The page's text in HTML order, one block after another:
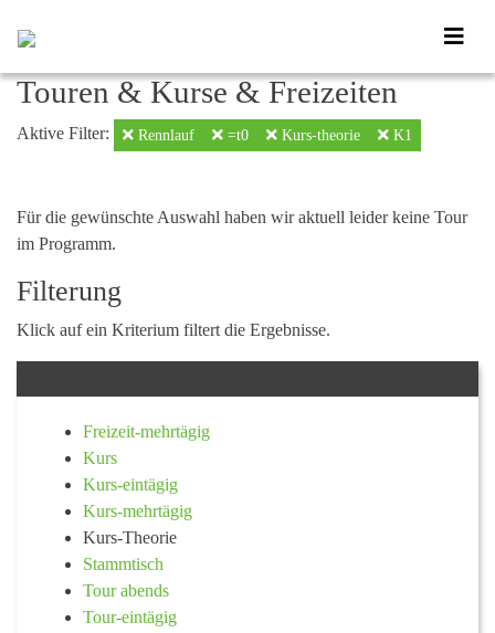
Touren & Kurse & Freizeiten
Aktive Filter: Rennlauf =t0 Kurs-theorie K1
Für die gewünschte Auswahl haben wir aktuell leider keine Tour
im Programm.
Filterung
Klick auf ein Kriterium filtert die Ergebnisse.
Freizeit-mehrtägig
Kurs
Kurs-eintägig
Kurs-mehrtägig
Kurs-Theorie
Stammtisch
Tour abends
Tour-eintägig